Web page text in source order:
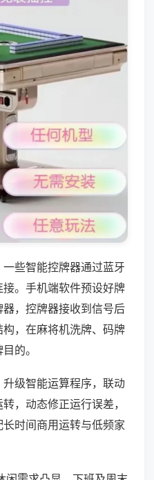
些智能控牌器通过蓝牙
。手机端软件预设好牌
，控牌器接收到信号后
，在麻将机洗牌、码牌
的。
级智能运算程序，联动
，动态修正运行误差，
时间商用运转与低频家